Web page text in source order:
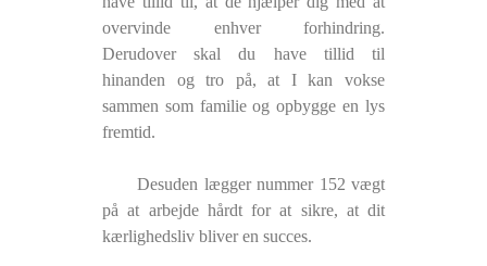
overvinde enhver forhindring.
Derudover skal du have tillid til
hinanden og tro på, at I kan vokse
sammen som familie og opbygge en lys
fremtid.
Desuden lægger nummer 152 vægt
på at arbejde hårdt for at sikre, at dit
kærlighedsliv bliver en succes.